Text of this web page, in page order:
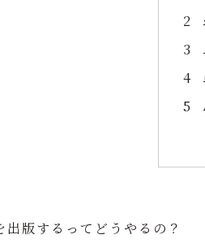
版するってどうやるの？